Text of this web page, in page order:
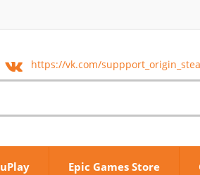
https://vk.com/
uPlay Epic Games Store